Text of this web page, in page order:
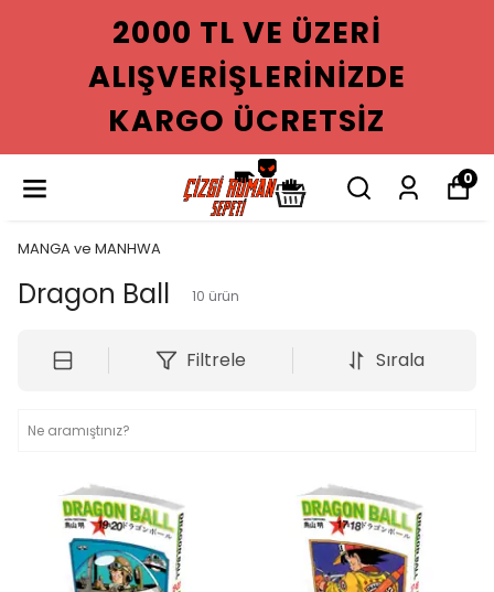
2000 TL VE ÜZERI
ALIŞVERIŞLERINIZDE
KARGO ÜCRETSIZ
0
MANGA ve MANHWA
Dragon Ball 10 ürün
Filtrele Sırala